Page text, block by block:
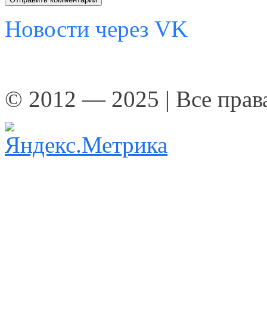
Новости через VK
© 2012 — 2025 | Все